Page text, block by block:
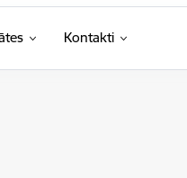
Kontakti